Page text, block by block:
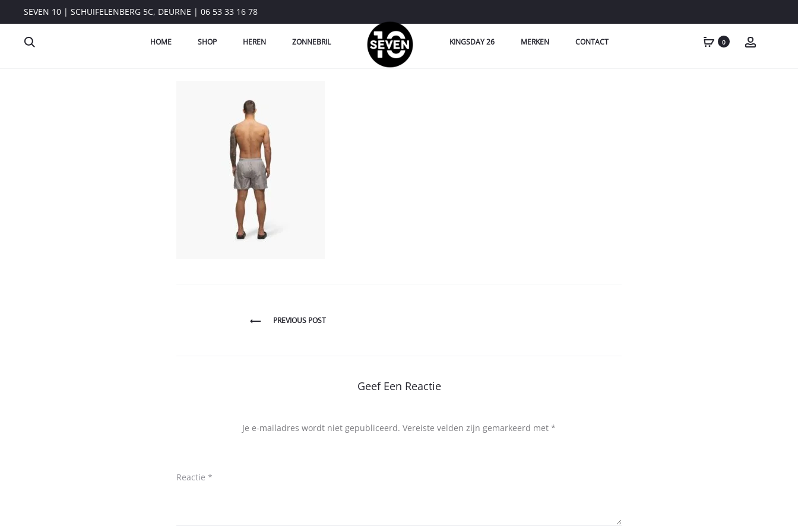
SEVEN 10 | SCHUIFELENBERG 5C, DEURNE | 06 53 33 16 78
HOME SHOP HEREN ZONNEBRIL KINGSDAY 26 MERKEN CONTACT 0
PREVIOUS POST
Geef Een Reactie
Je e-mailadres wordt niet gepubliceerd. Vereiste velden zijn gemarkeerd met *
Reactie *